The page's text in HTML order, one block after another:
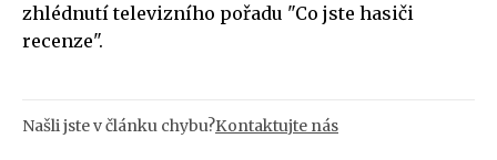
zhlédnutí televizního pořadu "Co jste hasiči
recenze".
Našli jste v článku chybu?Kontaktujte nás